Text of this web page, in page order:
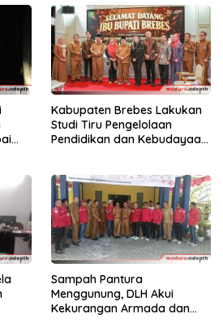
Kabupaten Brebes Lakukan
Studi Tiru Pengelolaan
Pendidikan dan Kebudayaan
Sampah Pantura
Menggunung, DLH Akui
Kekurangan Armada dan